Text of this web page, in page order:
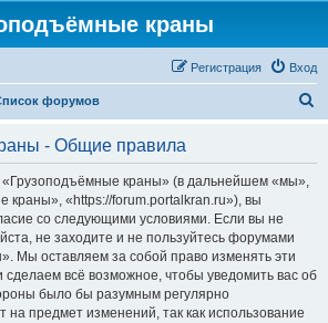
краны
Вход
Регистрация
форумов
- Общие правила
краны» (в дальнейшем «мы»,
краны», «https://forum.portalkran.ru»), вы
со следующими условиями. Если вы не
не заходите и не пользуйтесь форумами
Мы оставляем за собой право изменять эти
всё возможное, чтобы уведомить вас об
было бы разумным регулярно
на предмет изменений, так как использование